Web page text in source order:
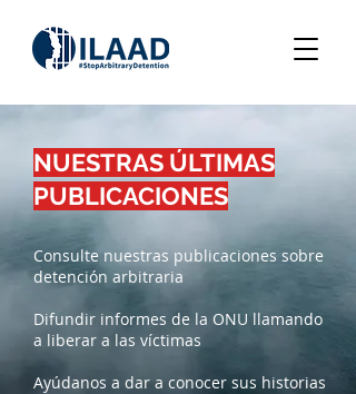
NUESTRAS ÚLTIMAS
PUBLICACIONES
Consulte nuestras publicaciones sobre
detención arbitraria
Difundir informes de la ONU llamando
a liberar a las víctimas
Ayúdanos a dar a conocer sus historias